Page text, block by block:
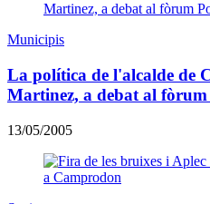
Municipis
La política de l'alcalde de
Martinez, a debat al fòrum
13/05/2005